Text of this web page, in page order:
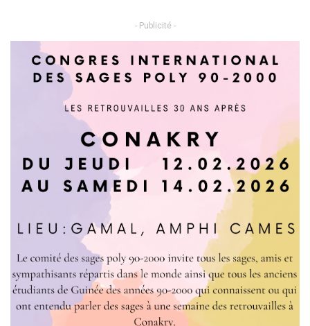
- Publicité -